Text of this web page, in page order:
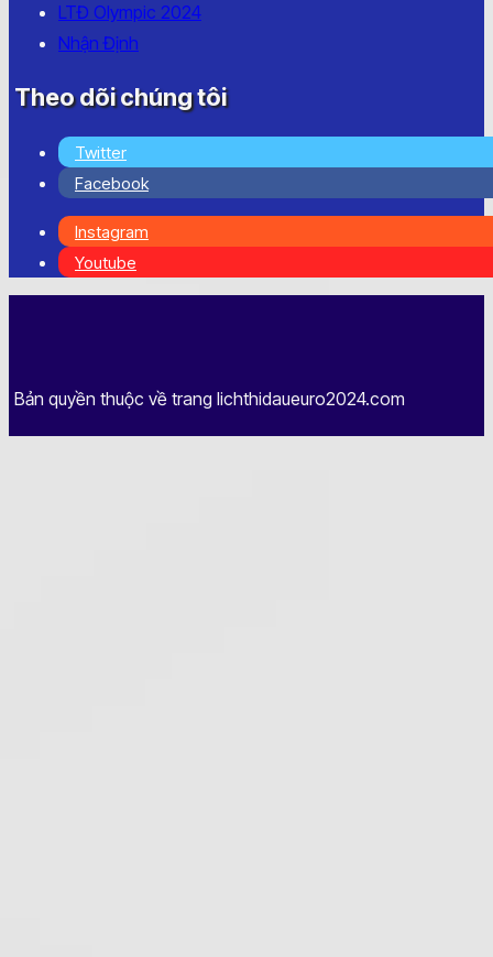
LTĐ Olympic 2024
Nhận Định
Theo dõi chúng tôi
Twitter
Facebook
Instagram
Youtube
Bản quyền thuộc về trang lichthidaueuro2024.com